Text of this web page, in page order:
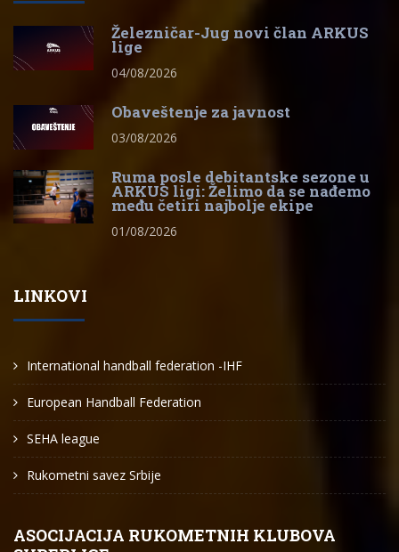
Železničar-Jug novi član ARKUS
lige
04/08/2026
Obaveštenje za javnost
03/08/2026
Ruma posle debitantske sezone u
ARKUS ligi: Želimo da se nađemo
među četiri najbolje ekipe
01/08/2026
LINKOVI
International handball federation -IHF
European Handball Federation
SEHA league
Rukometni savez Srbije
ASOCIJACIJA RUKOMETNIH KLUBOVA